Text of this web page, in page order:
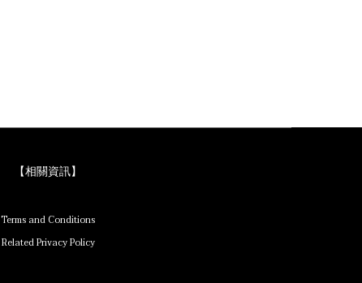
【相關資訊】
Terms and Conditions
Related Privacy Policy